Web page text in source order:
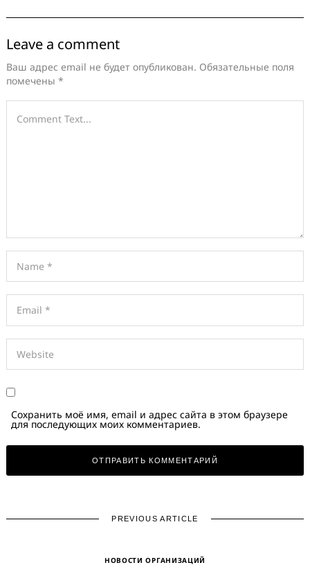
Leave a comment
Ваш адрес email не будет опубликован. Обязательные поля
помечены *
Сохранить моё имя, email и адрес сайта в этом браузере
для последующих моих комментариев.
PREVIOUS ARTICLE
НОВОСТИ ОРГАНИЗАЦИЙ